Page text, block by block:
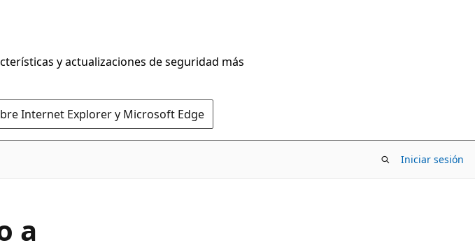
y actualizaciones de seguridad más
Internet Explorer y Microsoft Edge
Iniciar sesión
a